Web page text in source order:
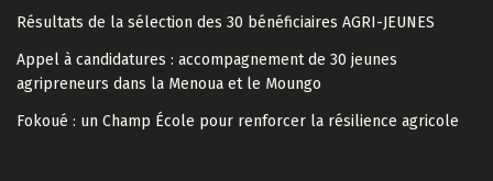
Résultats de la sélection des 30 bénéficiaires AGRI-JEUNES
Appel à candidatures : accompagnement de 30 jeunes
agripreneurs dans la Menoua et le Moungo
Fokoué : un Champ École pour renforcer la résilience agricole